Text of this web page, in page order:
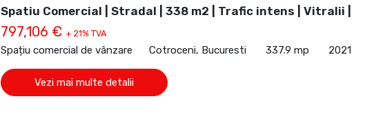
Spatiu Comercial | Stradal | 338 m2 | Trafic intens | Vitralii |
797,106 € + 21% TVA
Spațiu comercial de vânzare Cotroceni, Bucuresti 337.9 mp 2021
Vezi mai multe detalii